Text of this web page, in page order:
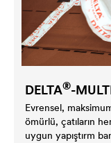
DELTA®-
Evrensel,
ömürlü, çatıların
uygun yapıştırm